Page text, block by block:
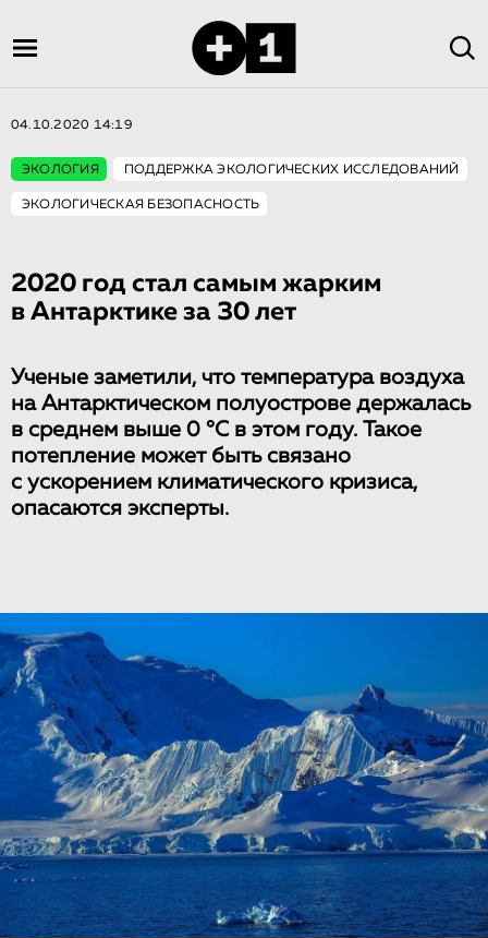
04.10.2020 14:19
ЭКОЛОГИЯ ПОДДЕРЖКА ЭКОЛОГИЧЕСКИХ ИССЛЕДОВАНИЙ
ЭКОЛОГИЧЕСКАЯ БЕЗОПАСНОСТЬ
2020 год стал самым жарким
в Антарктике за 30 лет
Ученые заметили, что температура воздуха
на Антарктическом полуострове держалась
в среднем выше 0 °С в этом году. Такое
потепление может быть связано
с ускорением климатического кризиса,
опасаются эксперты.